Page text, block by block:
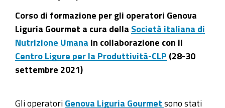
Corso di formazione per gli operatori Genova
Liguria Gourmet a cura della Società italiana di
Nutrizione Umana in collaborazione con il
Centro Ligure per la Produttività-CLP (28-30
settembre 2021)
Gli operatori Genova Liguria Gourmet sono stati